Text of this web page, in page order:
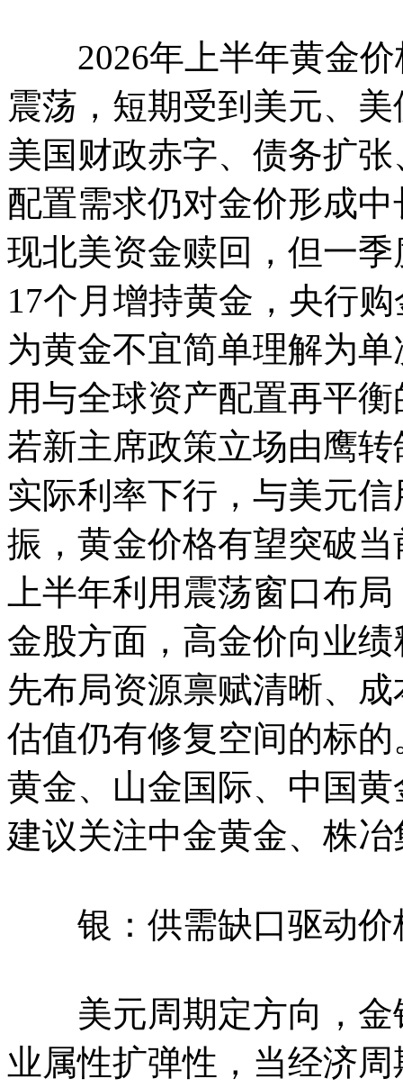
2026年上半年黄金价
震荡，短期受到美元、
美国财政赤字、债务扩
配置需求仍对金价形成
现北美资金赎回，但一
17个月增持黄金，央行
为黄金不宜简单理解为
用与全球资产配置再平
若新主席政策立场由鹰
实际利率下行，与美元
振，黄金价格有望突破
上半年利用震荡窗口布
金股方面，高金价向业
先布局资源禀赋清晰、
估值仍有修复空间的标
黄金、山金国际、中国
建议关注中金黄金、株
银：供需缺口驱动价
美元周期定方向，金
业属性扩弹性，当经济